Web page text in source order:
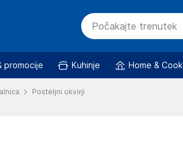
promocije Kuhinje Home & Cook
Posteljni okvirji